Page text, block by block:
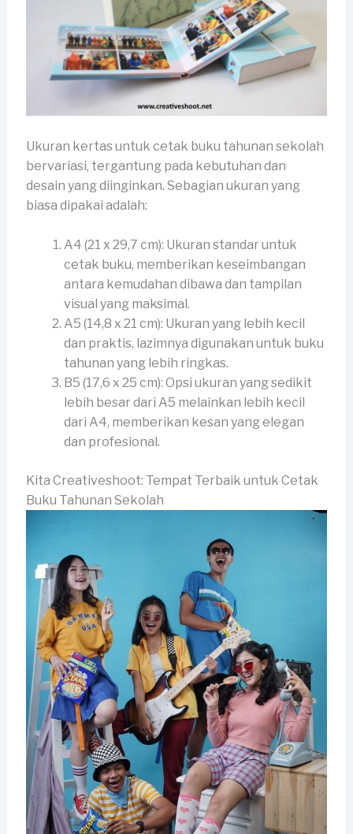
Ukuran kertas untuk cetak buku tahunan sekolah
bervariasi, tergantung pada kebutuhan dan
desain yang diinginkan. Sebagian ukuran yang
biasa dipakai adalah:
A4 (21 x 29,7 cm): Ukuran standar untuk
cetak buku, memberikan keseimbangan
antara kemudahan dibawa dan tampilan
visual yang maksimal.
A5 (14,8 x 21 cm): Ukuran yang lebih kecil
dan praktis, lazimnya digunakan untuk buku
tahunan yang lebih ringkas.
B5 (17,6 x 25 cm): Opsi ukuran yang sedikit
lebih besar dari A5 melainkan lebih kecil
dari A4, memberikan kesan yang elegan
dan profesional.
Kita Creativeshoot: Tempat Terbaik untuk Cetak
Buku Tahunan Sekolah